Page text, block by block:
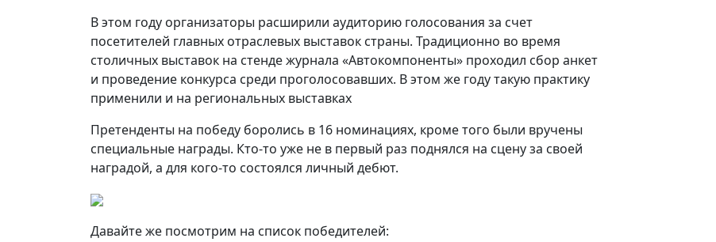
В этом году организаторы расширили аудиторию голосования за счет
посетителей главных отраслевых выставок страны. Традиционно во время
столичных выставок на стенде журнала «Автокомпоненты» проходил сбор анкет
и проведение конкурса среди проголосовавших. В этом же году такую практику
применили и на региональных выставках
Претенденты на победу боролись в 16 номинациях, кроме того были вручены
специальные награды. Кто-то уже не в первый раз поднялся на сцену за своей
наградой, а для кого-то состоялся личный дебют.
Давайте же посмотрим на список победителей: